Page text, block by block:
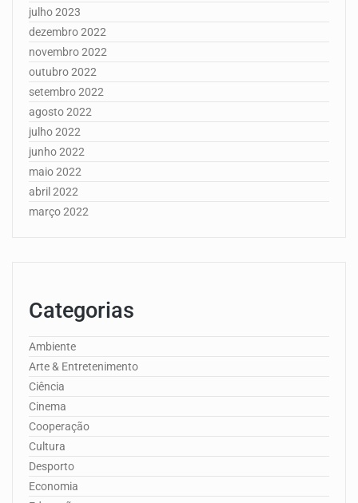
julho 2023
dezembro 2022
novembro 2022
outubro 2022
setembro 2022
agosto 2022
julho 2022
junho 2022
maio 2022
abril 2022
março 2022
Categorias
Ambiente
Arte & Entretenimento
Ciência
Cinema
Cooperação
Cultura
Desporto
Economia